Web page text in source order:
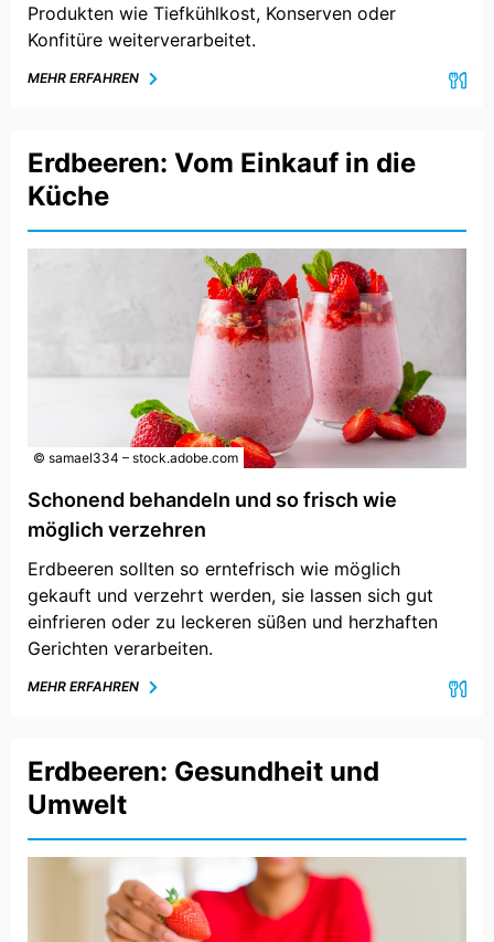
Produkten wie Tiefkühlkost, Konserven oder
Konfitüre weiterverarbeitet.
MEHR ERFAHREN
© samael334 – stock.adobe.com
Erdbeeren: Vom Einkauf in die
Küche
Schonend behandeln und so frisch wie
möglich verzehren
Erdbeeren sollten so erntefrisch wie möglich
gekauft und verzehrt werden, sie lassen sich gut
einfrieren oder zu leckeren süßen und herzhaften
Gerichten verarbeiten.
MEHR ERFAHREN
Erdbeeren: Gesundheit und
Umwelt